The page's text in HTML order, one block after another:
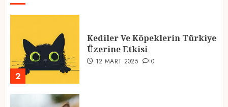
2
Kediler Ve Köpeklerin Türkiye
Üzerine Etkisi
12 MART 2025 0